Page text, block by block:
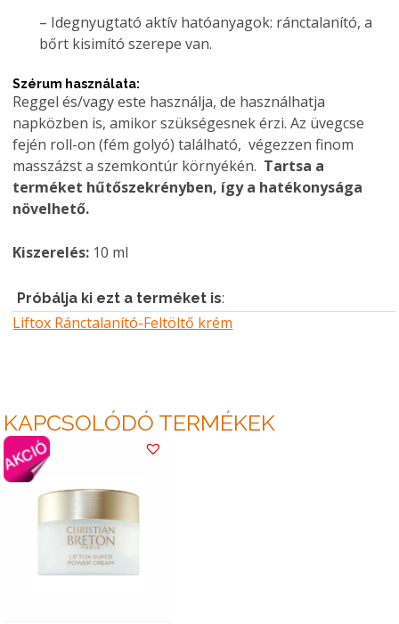
– Idegnyugtató aktív hatóanyagok: ránctalanító, a
bőrt kisimító szerepe van.
Szérum használata:
Reggel és/vagy este használja, de használhatja
napközben is, amikor szükségesnek érzi. Az üvegcse
fején roll-on (fém golyó) található, végezzen finom
masszázst a szemkontúr környékén. Tartsa a
terméket hűtőszekrényben, így a hatékonysága
növelhető.
Kiszerelés: 10 ml
Próbálja ki ezt a terméket is:
Liftox Ránctalanító-Feltöltő krém
KAPCSOLÓDÓ TERMÉKEK